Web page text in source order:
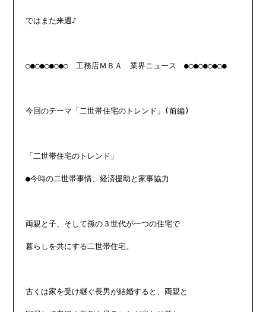
ではまた来週♪
○●○●○●○●○　工務店ＭＢＡ　業界ニュース　●○●○●○●○●
今回のテーマ「二世帯住宅のトレンド」(前編)
「二世帯住宅のトレンド」
●今時の二世帯事情、経済援助と家事協力
両親と子、そして孫の３世代が一つの住宅で
暮らしを共にする二世帯住宅。
古くは家を受け継ぐ長男が結婚すると、両親と